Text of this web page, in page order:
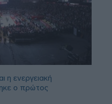
ενεργειακή
ο πρώτος